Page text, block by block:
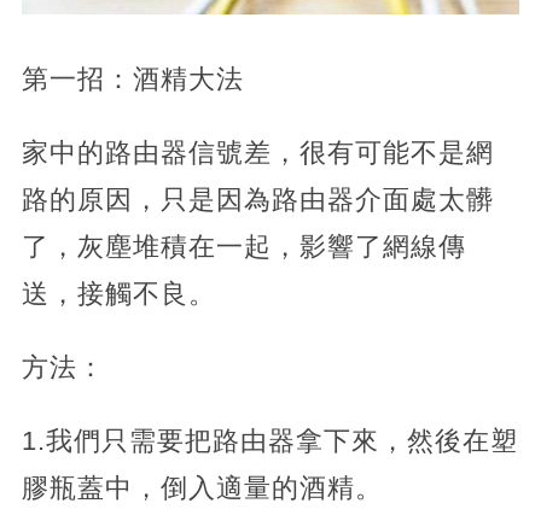
第一招：酒精大法
家中的路由器信號差，很有可能不是網
路的原因，只是因為路由器介面處太髒
了，灰塵堆積在一起，影響了網線傳
送，接觸不良。
方法：
1.我們只需要把路由器拿下來，然後在塑
膠瓶蓋中，倒入適量的酒精。